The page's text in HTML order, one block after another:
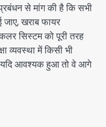
से मांग की है कि सभी
खराब फायर
सिस्टम को पूरी तरह
व्यवस्था में किसी भी
यदि आवश्यक हुआ तो वे आगे